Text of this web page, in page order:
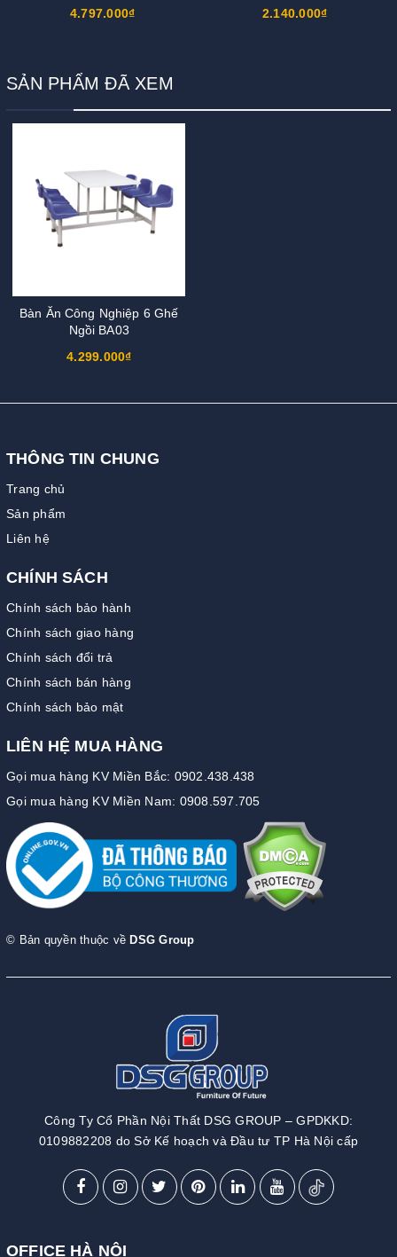
4.797.000₫ 2.140.000₫
SẢN PHẨM ĐÃ XEM
Bàn Ăn Công Nghiệp 6 Ghế
Ngồi BA03
4.299.000₫
THÔNG TIN CHUNG
Trang chủ
Sản phẩm
Liên hệ
CHÍNH SÁCH
Chính sách bảo hành
Chính sách giao hàng
Chính sách đổi trả
Chính sách bán hàng
Chính sách bảo mật
LIÊN HỆ MUA HÀNG
Gọi mua hàng KV Miền Bắc: 0902.438.438
Gọi mua hàng KV Miền Nam: 0908.597.705
© Bản quyền thuộc về DSG Group
Công Ty Cổ Phần Nội Thất DSG GROUP – GPDKKD:
0109882208 do Sở Kế hoạch và Đầu tư TP Hà Nội cấp
OFFICE HÀ NỘI